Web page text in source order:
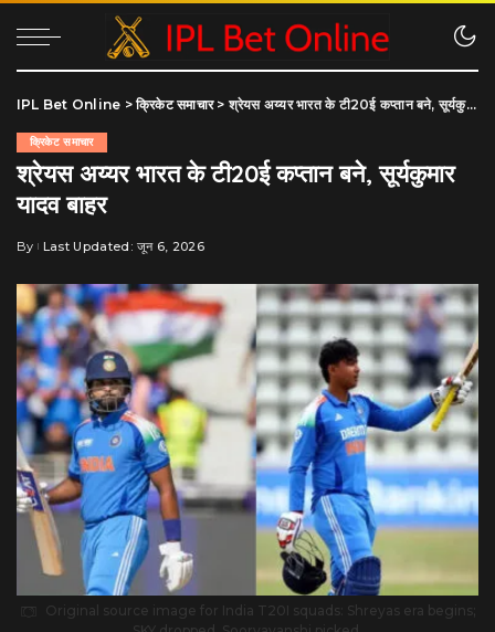
IPL Bet Online >क्रिकेट समाचार> श्रेयस अय्यर भारत के टी20ई कप्तान बने, सूर्यकुमार यादव बाहर
क्रिकेट समाचार
श्रेयस अय्यर भारत के टी20ई कप्तान बने, सूर्यकुमार
यादव बाहर
Posted
By Last Updated: जून 6, 2026
Original source image for India T20I squads: Shreyas era begins;